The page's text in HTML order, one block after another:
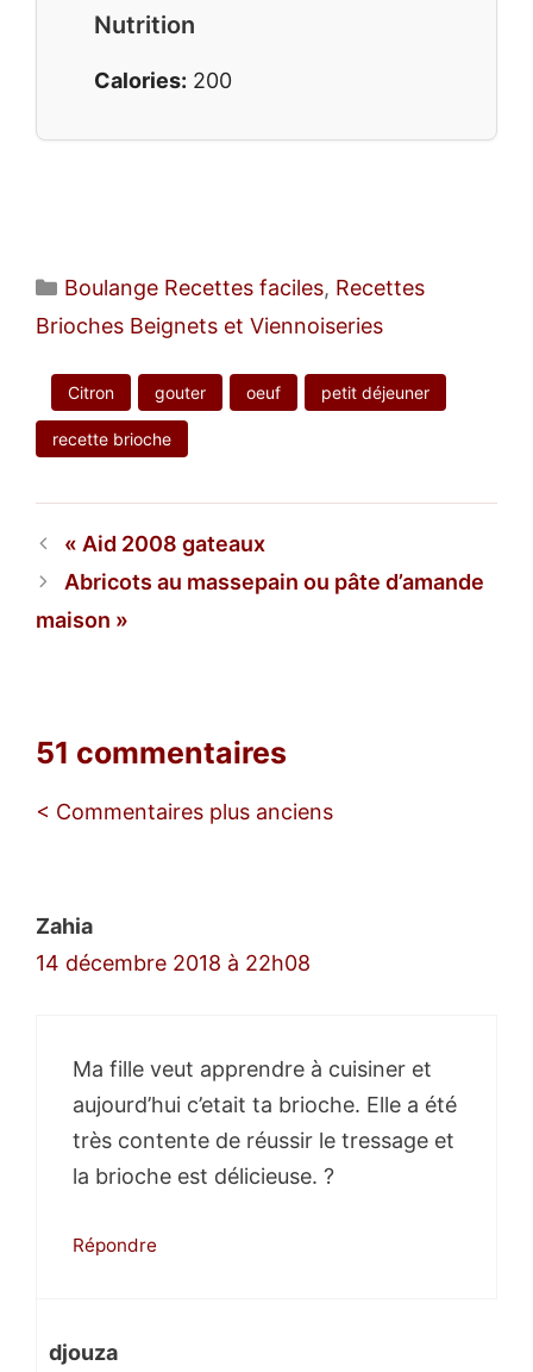
Nutrition
Calories: 200
Catégories
Boulange Recettes faciles, Recettes
Brioches Beignets et Viennoiseries
Citron gouter oeuf petit déjeuner
recette brioche
Aid 2008 gateaux
Abricots au massepain ou pâte d’amande
maison
51 commentaires
Navigation
< Commentaires plus anciens
Zahia
14 décembre 2018 à 22h08
Ma fille veut apprendre à cuisiner et
aujourd’hui c’etait ta brioche. Elle a été
très contente de réussir le tressage et
la brioche est délicieuse. ?
Répondre
djouza